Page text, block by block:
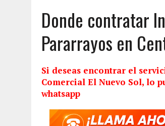
Donde contratar
Pararrayos en
Si deseas encontrar el
Comercial El Nuevo Sol, lo
whatsapp